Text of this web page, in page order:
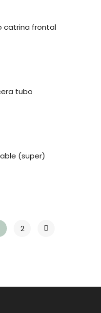
catrina frontal
tubo
(super)
2